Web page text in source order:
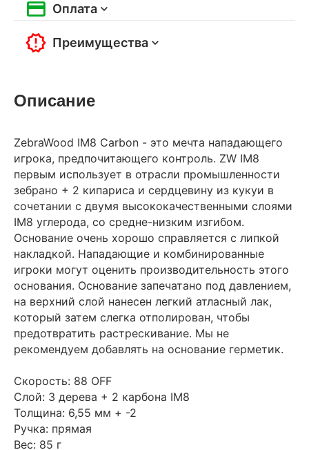
Оплата
Преимущества
Описание
ZebraWood IM8 Carbon - это мечта нападающего
игрока, предпочитающего контроль. ZW IM8
первым использует в отрасли промышленности
зебрано + 2 кипариса и сердцевину из кукуи в
сочетании с двумя высококачественными слоями
IM8 углерода, со средне-низким изгибом.
Основание очень хорошо справляется с липкой
накладкой. Нападающие и комбинированные
игроки могут оценить производительность этого
основания. Основание запечатано под давлением,
на верхний слой нанесен легкий атласный лак,
который затем слегка отполирован, чтобы
предотвратить растрескивание. Мы не
рекомендуем добавлять на основание герметик.
Скорость: 88 OFF
Слой: 3 дерева + 2 карбона IM8
Толщина: 6,55 мм + -2
Ручка: прямая
Вес: 85 г